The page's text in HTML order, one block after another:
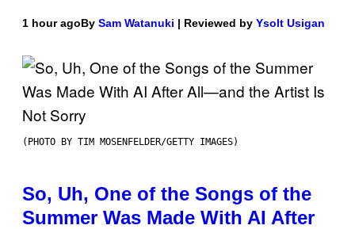
1 hour agoBy Sam Watanuki | Reviewed by Ysolt Usigan
(PHOTO BY TIM MOSENFELDER/GETTY IMAGES)
So, Uh, One of the Songs of the
Summer Was Made With AI After